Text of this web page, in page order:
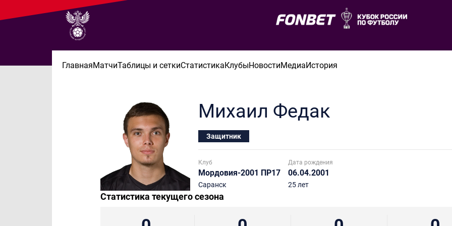
ГлавнаяМатчиТаблицы и сеткиСтатистикаКлубыНовостиМедиаИстория
Михаил Федак
Защитник
Клуб
Мордовия-2001 ПР17
Саранск
Дата рождения
06.04.2001
25 лет
Статистика текущего сезона